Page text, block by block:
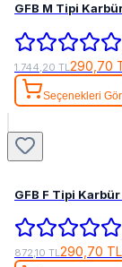
GFB M Tipi
1.744,20 TL 290,70
Seçenekleri Gör
GFB F Tipi
872,10 TL290,70 TL